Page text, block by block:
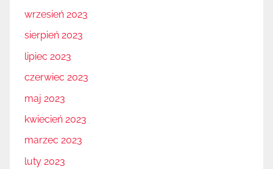
wrzesień 2023
sierpień 2023
lipiec 2023
czerwiec 2023
maj 2023
kwiecień 2023
marzec 2023
luty 2023